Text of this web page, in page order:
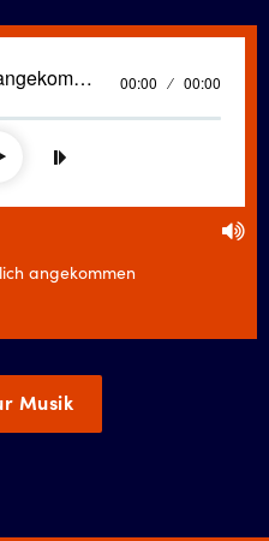
Benét Monteiro - Endlich angekommen Current
time
00:00 Duration
00:00
Seek
angekommen
Musik